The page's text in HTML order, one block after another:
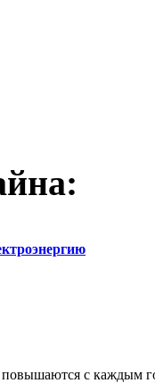
повышаются с каждым